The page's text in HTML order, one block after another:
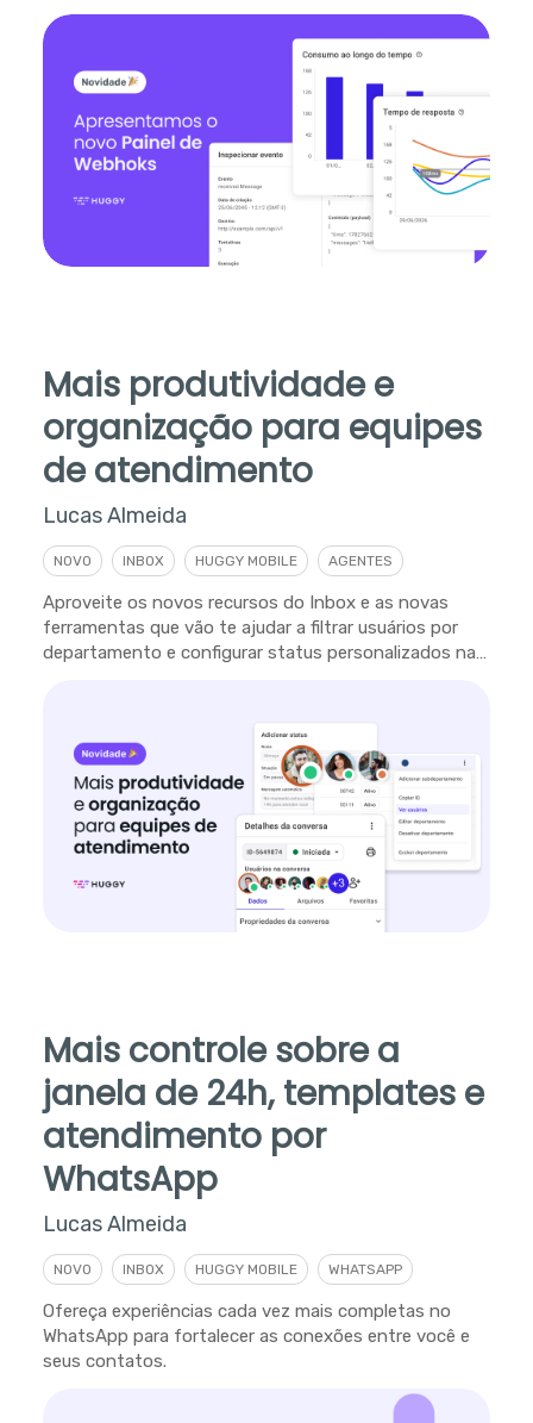
Mais produtividade e
organização para equipes
de atendimento
Lucas Almeida
NOVO INBOX HUGGY MOBILE AGENTES
Aproveite os novos recursos do Inbox e as novas
ferramentas que vão te ajudar a filtrar usuários por
departamento e configurar status personalizados na
Mais controle sobre a
janela de 24h, templates e
atendimento por
WhatsApp
Lucas Almeida
NOVO INBOX HUGGY MOBILE WHATSAPP
Ofereça experiências cada vez mais completas no
WhatsApp para fortalecer as conexões entre você e
seus contatos.